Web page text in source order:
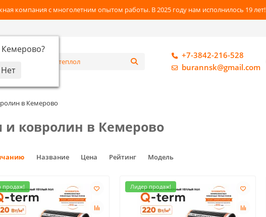
компания с многолетним опытом работы. В 2025 году нам исполнилось 19 лет!
Кемерово?
+7-3842-216-528
burannsk@gmail.com
в Кемерово
ковролин в Кемерово
Название Цена Рейтинг Модель
продаж! Лидер продаж!